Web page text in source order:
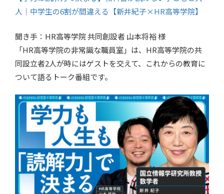
人｜中学生の6割が間違える【新井紀子×HR高等学院】
聞き手：HR高等学院 共同創設者 山本将裕 様
「HR高等学院の非常識な職員室」は、HR高等学院の共
同設立者2人が時にはゲストを交えて、これからの教育に
ついて語るトーク番組です。